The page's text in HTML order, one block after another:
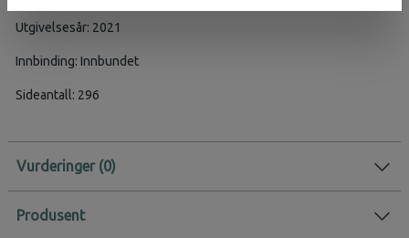
Utgivelsesår: 2021
Innbinding: Innbundet
Sideantall: 296
Vurderinger
Produsent